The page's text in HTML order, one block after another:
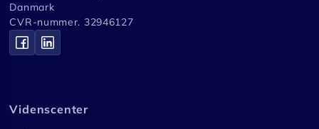
Danmark
CVR-nummer. 32946127
Videnscenter